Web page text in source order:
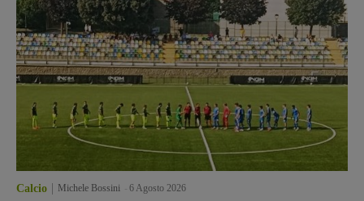
Calcio Michele Bossini 6 Agosto 2026